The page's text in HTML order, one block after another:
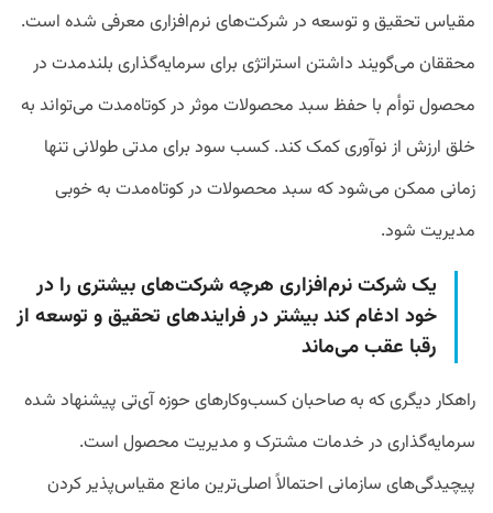
مقیاس تحقیق و توسعه در شرکت‌های نرم‌افزاری معرفی شده است.
محققان می‌گویند داشتن استراتژی برای سرمایه‌گذاری بلندمدت در
محصول توأم با حفظ سبد محصولات موثر در کوتاه‌مدت می‌تواند به
خلق ارزش از نوآوری کمک کند. کسب سود برای مدتی طولانی تنها
زمانی ممکن می‌شود که سبد محصولات در کوتاه‌مدت به خوبی
مدیریت شود.
یک شرکت نرم‌افزاری هرچه شرکت‌های بیشتری را در
خود ادغام کند بیشتر در فرایندهای تحقیق و توسعه از
رقبا عقب می‌ماند
راهکار دیگری که به صاحبان کسب‌وکارهای حوزه آی‌تی پیشنهاد شده
سرمایه‌گذاری در خدمات مشترک و مدیریت محصول است.
پیچیدگی‌های سازمانی احتمالاً اصلی‌ترین مانع مقیاس‌پذیر کردن